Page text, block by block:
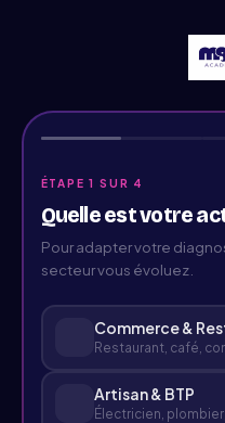
ÉTAPE 1 SUR 4
Quelle est votre
Pour adapter votre
secteur vous évoluez.
Commerce &
Restaurant, café,
Artisan & BTP
Électricien,